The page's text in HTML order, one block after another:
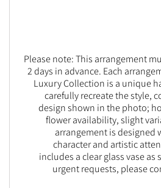
**Please note: This arrangement
2 days in advance. Each
Luxury Collection is a unique
carefully recreate the style,
design shown in the photo;
flower availability, slight
arrangement is designed
character and artistic
includes a clear glass vase
urgent requests, please